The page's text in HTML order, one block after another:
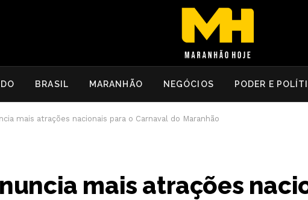
BRASIL MARANHÃO NEGÓCIOS PODER E
mais atrações nacionais para o Carnaval do Maranhão
mais atrações